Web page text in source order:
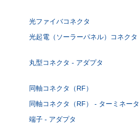
光ファイバコネクタ
光起電（ソーラーパネル）コネクタ
丸型コネクタ - アダプタ
同軸コネクタ（RF）
同軸コネクタ（RF） - ターミネータ
端子 - アダプタ